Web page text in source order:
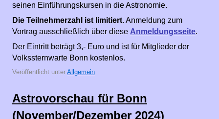
seinen Einführungskursen in die Astronomie.
Die Teilnehmerzahl ist limitiert. Anmeldung zum
Vortrag ausschließlich über diese Anmeldungsseite.
Der Eintritt beträgt 3,- Euro und ist für Mitglieder der
Volkssternwarte Bonn kostenlos.
Veröffentlicht unter Allgemein
Astrovorschau für Bonn
(November/Dezember 2024)